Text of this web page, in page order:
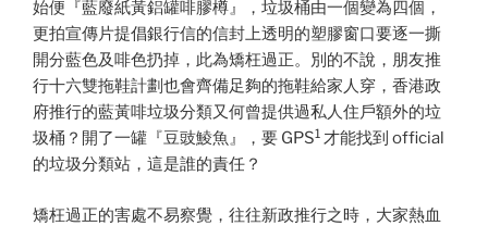
始便『藍廢紙黃鋁罐啡膠樽』，垃圾桶由一個變為四個，
更拍宣傳片提倡銀行信的信封上透明的塑膠窗口要逐一撕
開分藍色及啡色扔掉，此為矯枉過正。別的不說，朋友推
行十六雙拖鞋計劃也會齊備足夠的拖鞋給家人穿，香港政
府推行的藍黃啡垃圾分類又何曾提供過私人住戶額外的垃
圾桶？開了一罐『豆豉鯪魚』，要 GPS1 才能找到 official
的垃圾分類站，這是誰的責任？
矯枉過正的害處不易察覺，往往新政推行之時，大家熱血